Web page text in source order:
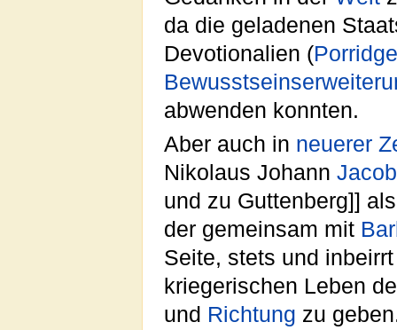
da die geladenen
Devotionalien (Porridge
abwenden konnten.
Aber auch in neuerer
Nikolaus Johann Jacob
und zu Guttenberg]]
der gemeinsam mit
Seite, stets und
kriegerischen Leben
und Richtung zu